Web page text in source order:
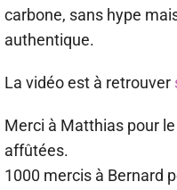
carbone, sans hype
authentique.
La vidéo est à retrouver
Merci à Matthias pour
affûtées.
1000 mercis à Bernard